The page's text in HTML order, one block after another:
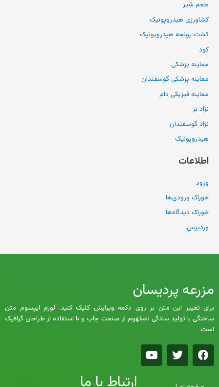
طعم شیر
کشاورزی هیدروپونیک
کشت یونجه هیدروپونیک
کود
معاینه پزشکی
معاینه پزشکی گوسفندان
معاینه فیزیکی دام
نژاد بز
نژاد گوسفندان
هیدروپونیک
اطلاعات
ورود
خوراک ورودی‌ها
خوراک دیدگاه‌ها
وردپرس
مزرعه پردیسان
برای تغییر این متن بر روی دکمه ویرایش کلیک کنید. لورم ایپسوم متن
ساختگی با تولید سادگی نامفهوم از صنعت چاپ و با استفاده از طراحان گرافیک
است.
F
a
c
T
w
i
t
Y
o
u